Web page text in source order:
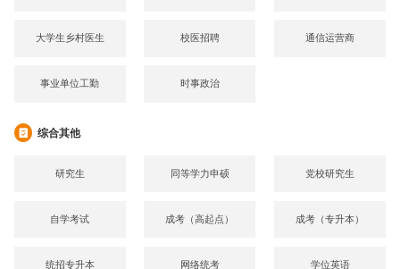
大学生乡村医生 校医招聘 通信运营商
事业单位工勤 时事政治
综合其他
研究生 同等学力申硕 党校研究生
自学考试 成考（高起点） 成考（专升本）
统招专升本 网络统考 学位英语